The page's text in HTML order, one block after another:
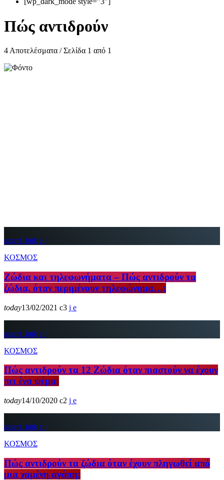
Πώς αντιδρούν
4 Αποτελέσματα / Σελίδα 1 από 1
insert_link
ΚΟΣΜΟΣ
Ζώδια και τηλεφωνήματα – Πώς αντιδρούν τα
ζώδια, όταν περιμένουν τηλεφώνημα…;
today13/02/2021 3
insert_link
ΚΟΣΜΟΣ
Πώς αντιδρούν τα 12 Ζώδια όταν πιαστούν να έχουν
πει ένα ψέμα;
today14/10/2020 2
insert_link
ΚΟΣΜΟΣ
Πώς αντιδρούν τα ζώδια όταν έχουν πληγωθεί από
μια χαμένη αγάπη;